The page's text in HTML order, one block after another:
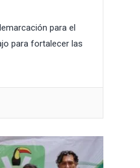
para el
para fortalecer las